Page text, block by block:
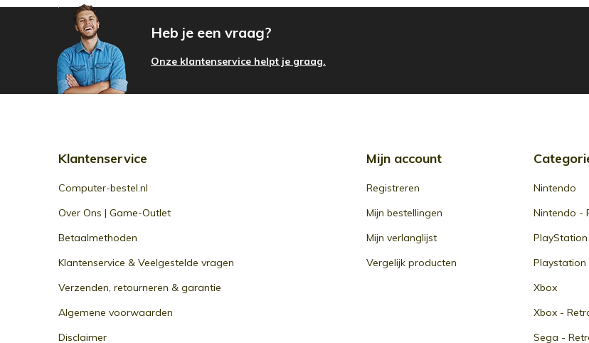
Heb je een vraag?
Onze klantenservice helpt je graag.
Klantenservice
Computer-bestel.nl
Over Ons | Game-Outlet
Betaalmethoden
Klantenservice & Veelgestelde vragen
Verzenden, retourneren & garantie
Algemene voorwaarden
Disclaimer
Mijn account
Registreren
Mijn bestellingen
Mijn verlanglijst
Vergelijk producten
Nintendo
Nintendo -
PlayStation
Playstation
Xbox
Xbox -
Sega -